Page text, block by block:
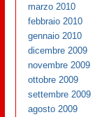
marzo 2010
febbraio 2010
gennaio 2010
dicembre 2009
novembre 2009
ottobre 2009
settembre 2009
agosto 2009